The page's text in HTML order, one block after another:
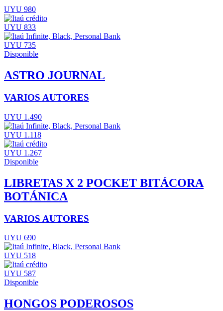
UYU 980
UYU 833
UYU 735
Disponible
ASTRO JOURNAL
VARIOS AUTORES
UYU 1.490
UYU 1.118
UYU 1.267
Disponible
LIBRETAS X 2 POCKET BITÁCORA
BOTÁNICA
VARIOS AUTORES
UYU 690
UYU 518
UYU 587
Disponible
HONGOS PODEROSOS